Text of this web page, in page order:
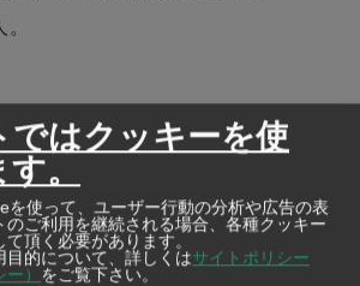
ではクッキーを使
。
を使って、ユーザー行動の分析や広告の表
ご利用を継続される場合、各種クッキー
頂く必要があります。
目的について、詳しくはサイトポリシー
）
をご覧下さい。